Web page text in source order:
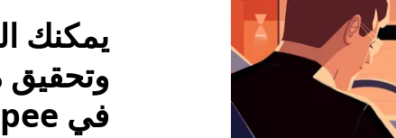
يمكنك
وتحقيق
في Mashpee